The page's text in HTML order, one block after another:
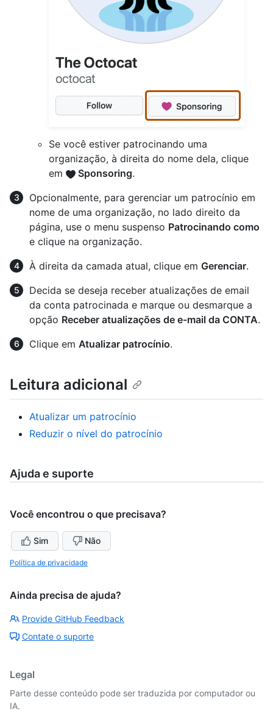
Se você estiver patrocinando uma
organização, à direita do nome dela, clique
em
Sponsoring.
Opcionalmente, para gerenciar um patrocínio em
nome de uma organização, no lado direito da
página, use o menu suspenso Patrocinando como
e clique na organização.
À direita da camada atual, clique em Gerenciar.
Decida se deseja receber atualizações de email
da conta patrocinada e marque ou desmarque a
opção Receber atualizações de e-mail da CONTA.
Clique em Atualizar patrocínio.
Leitura adicional
Atualizar um patrocínio
Reduzir o nível do patrocínio
Ajuda e suporte
Você encontrou o que precisava?
Sim Não
Política de privacidade
Ainda precisa de ajuda?
Provide GitHub Feedback
Contate o suporte
Legal
Parte desse conteúdo pode ser traduzida por computador ou
IA.